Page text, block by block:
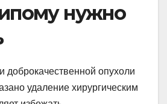
нужно
доброкачественной опухоли
удаление хирургическим